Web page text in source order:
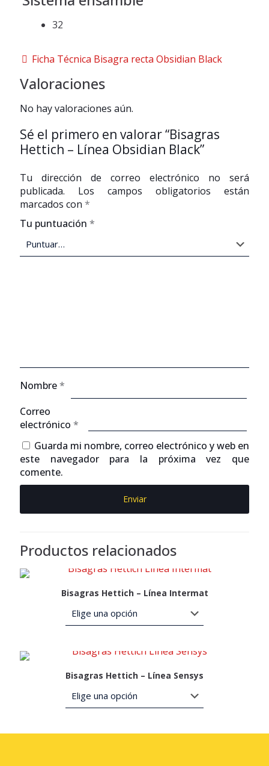
32
Ficha Técnica Bisagra recta Obsidian Black
Valoraciones
No hay valoraciones aún.
Sé el primero en valorar “Bisagras
Hettich – Línea Obsidian Black”
Tu dirección de correo electrónico no será
publicada.
Los campos obligatorios están
marcados con *
Tu puntuación *
Nombre*
Correo
electrónico *
Guarda mi nombre, correo electrónico y web en
este navegador para la próxima vez que
comente.
Productos relacionados
Bisagras Hettich – Línea Intermat
Bisagras Hettich – Línea Sensys